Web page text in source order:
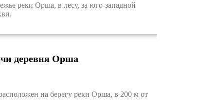
реки Орша, в лесу, за юго-западной
деревня Орша
на берегу реки Орша, в 200 м от